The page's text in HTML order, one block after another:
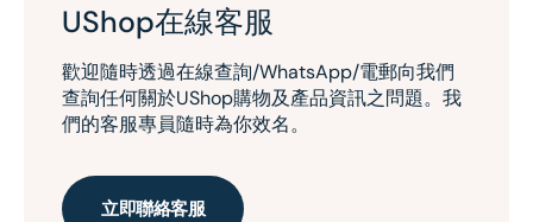
UShop在線客服
歡迎隨時透過在線查詢/WhatsApp/電郵向我們
查詢任何關於UShop購物及產品資訊之問題。我
們的客服專員隨時為你效名。
立即聯絡客服